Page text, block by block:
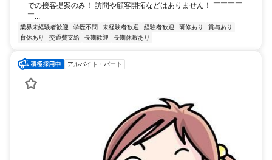
での接客提案のみ！ 訪問や顧客開拓などはありません！ ￣￣￣￣
￣...
業界未経験者歓迎 学歴不問 未経験者歓迎 経験者歓迎 研修あり
賞与あり
育休あり
交通費支給 長期歓迎 長期休暇あり
アルバイト・パート